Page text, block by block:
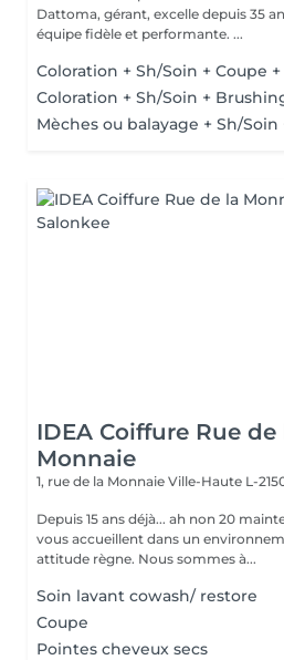
Dattoma, gérant, excelle depuis 35
équipe fidèle et performante. ...
Coloration + Sh/Soin + Coupe
Coloration + Sh/Soin +
Mèches ou balayage + Sh/
IDEA Coiffure Rue de
Monnaie
1, rue de la Monnaie Ville-Haute L-
Depuis 15 ans déjà... ah non 20 maintenant Nadia et
vous accueillent dans un
attitude règne. Nous sommes à...
Soin lavant cowash/ restore
Coupe
Pointes cheveux secs